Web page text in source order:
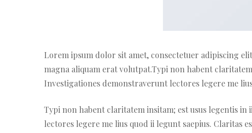
Lorem ipsum dolor sit amet, consectetuer adipiscing
magna aliquam erat volutpat.Typi non habent
Investigationes demonstraverunt lectores legere me
Typi non habent claritatem insitam; est usus legentis
lectores legere me lius quod ii legunt saepius. Claritas